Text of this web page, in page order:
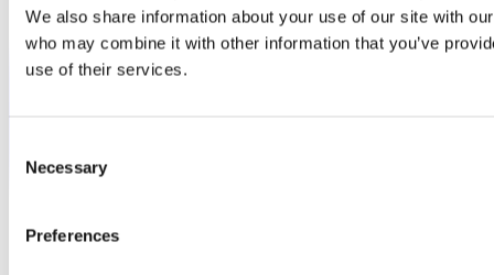
We also share information about your use of our site with
who may combine it with other information that you’ve
use of their services.
Selection
Necessary
Preferences